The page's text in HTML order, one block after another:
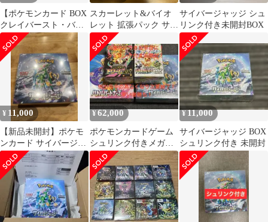
【ポケモンカード BOX
クレイバースト・バラ
パック】未使用品 １
日限定値下げ
スカーレット&バイオ
レット 拡張パック サイ
バージャッジ シュリ
ンク付き
サイバージャッジ シュ
リンク付き未開封BOX
¥ 11,000
【新品未開封】ポケモ
ンカード サイバージャ
ッジ シュリンク付き
1BOX
¥62,000
ポケモンカードゲーム
シュリンク付きメガド
リームexテラスタルフ
ェスex他2種
¥11,000
サイバージャッジ BOX
シュリンク付き 未開封